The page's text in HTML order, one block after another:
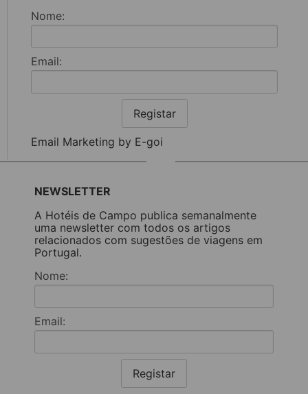
Nome:
Email:
Registar
Email Marketing by E-goi
NEWSLETTER
A Hotéis de Campo publica semanalmente
uma newsletter com todos os artigos
relacionados com sugestões de viagens em
Portugal.
Nome:
Email:
Registar